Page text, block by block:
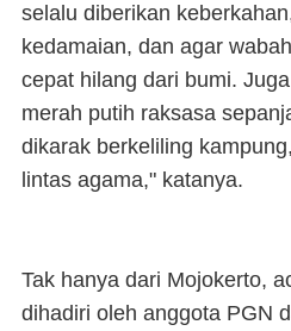
selalu diberikan
kedamaian, dan agar
cepat hilang dari bumi.
merah putih raksasa
dikarak berkeliling
lintas agama," katanya.
Tak hanya dari Mojokerto,
dihadiri oleh anggota PGN